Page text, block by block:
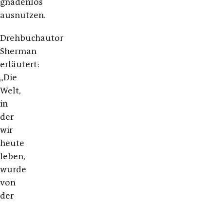
ausnutzen.
Drehbuchautor
Sherman
erläutert:
„Die
Welt,
in
der
wir
heute
leben,
wurde
von
der